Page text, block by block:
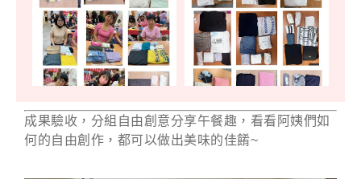
成果驗收，分組自由創意分享午餐趣，看看阿姨們如
何的自由創作，都可以做出美味的佳餚~